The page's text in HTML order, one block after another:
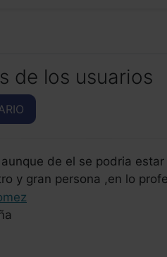
de los usuarios
de el se podria
y gran persona ,en lo